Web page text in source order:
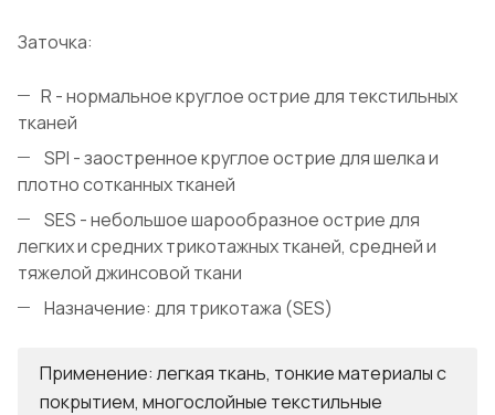
Заточка:
R - нормальное круглое острие для текстильных
тканей
SPI - заостренное круглое острие для шелка и
плотно сотканных тканей
SES - небольшое шарообразное острие для
легких и средних трикотажных тканей, средней и
тяжелой джинсовой ткани
Назначение: для трикотажа (SES)
Применение: легкая ткань, тонкие материалы с
покрытием, многослойные текстильные